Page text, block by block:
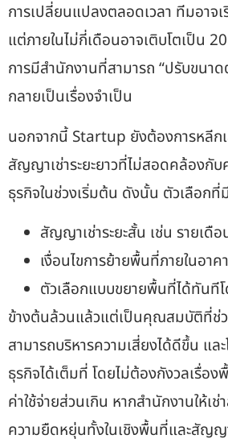
การเปลี่ยนแปลงตลอดเวลา ทีมอาจ
แต่ภายในไม่กี่เดือนอาจเติบโตเป็น
การมีสำนักงานที่สามารถ “ปรับขนาด
กลายเป็นเรื่องจำเป็น
นอกจากนี้ Startup ยังต้องการหลีก
สัญญาเช่าระยะยาวที่ไม่สอดคล้องกั
ธุรกิจในช่วงเริ่มต้น ดังนั้น ตัวเลือกที่
สัญญาเช่าระยะสั้น เช่น รายเดื
เงื่อนไขการย้ายพื้นที่ภายในอาค
ตัวเลือกแบบขยายพื้นที่ได้ทันที
ข้างต้นล้วนแล้วแต่เป็นคุณสมบัติที่ช่
สามารถบริหารความเสี่ยงได้ดีขึ้น แล
ธุรกิจได้เต็มที่ โดยไม่ต้องกังวลเรื่อ
ค่าใช้จ่ายส่วนเกิน หากสำนักงานให้เ
ความยืดหยุ่นทั้งในเชิงพื้นที่และสัญ